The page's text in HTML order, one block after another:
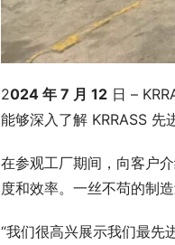
2024 年 7 月 12 日 –
能够深入了解 KRRASS 先
在参观工厂期间，向客户
度和效率。一丝不苟的制
“我们很高兴展示我们最先